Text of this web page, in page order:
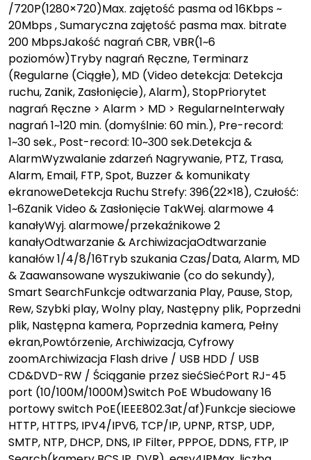
/720P(1280×720)Max. zajętość pasma od 16Kbps ~
20Mbps , Sumaryczna zajętość pasma max. bitrate
200 MbpsJakość nagrań CBR, VBR(1~6
poziomów)Tryby nagrań Ręczne, Terminarz
(Regularne (Ciągłe), MD (Video detekcja: Detekcja
ruchu, Zanik, Zasłonięcie), Alarm), StopPriorytet
nagrań Ręczne > Alarm > MD > RegularneInterwały
nagrań 1~120 min. (domyślnie: 60 min.), Pre-record:
1~30 sek., Post-record: 10~300 sek.Detekcja &
AlarmWyzwalanie zdarzeń Nagrywanie, PTZ, Trasa,
Alarm, Email, FTP, Spot, Buzzer & komunikaty
ekranoweDetekcja Ruchu Strefy: 396(22×18), Czułość:
1~6Zanik Video & Zasłonięcie TakWej. alarmowe 4
kanałyWyj. alarmowe/przekaźnikowe 2
kanałyOdtwarzanie & ArchiwizacjaOdtwarzanie
kanałów 1/4/8/16Tryb szukania Czas/Data, Alarm, MD
& Zaawansowane wyszukiwanie (co do sekundy),
Smart SearchFunkcje odtwarzania Play, Pause, Stop,
Rew, Szybki play, Wolny play, Następny plik, Poprzedni
plik, Następna kamera, Poprzednia kamera, Pełny
ekran,Powtórzenie, Archiwizacja, Cyfrowy
zoomArchiwizacja Flash drive / USB HDD / USB
CD&DVD-RW / Ściąganie przez siećSiećPort RJ-45
port (10/100M/1000M)Switch PoE Wbudowany 16
portowy switch PoE(IEEE802.3at/af)Funkcje sieciowe
HTTP, HTTPS, IPV4/IPV6, TCP/IP, UPNP, RTSP, UDP,
SMTP, NTP, DHCP, DNS, IP Filter, PPPOE, DDNS, FTP, IP